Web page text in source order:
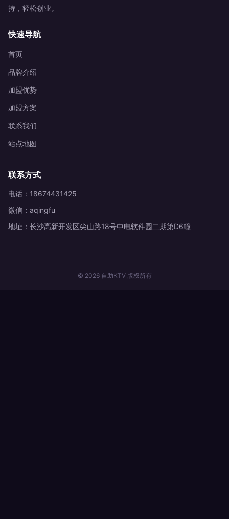
持，轻松创业。
快速导航
首页
品牌介绍
加盟优势
加盟方案
联系我们
站点地图
联系方式
电话：18674431425
微信：aqingfu
地址：长沙高新开发区尖山路18号中电软件园二期第D6幢
© 2026 自助KTV 版权所有